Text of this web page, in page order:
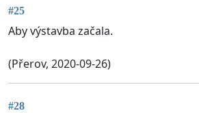
#25
Aby výstavba začala.
(Přerov, 2020-09-26)
#28